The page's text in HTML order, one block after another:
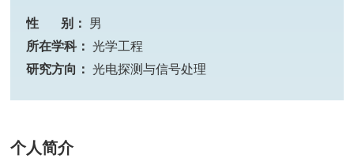
性 别：
男
所在学科：
光学工程
研究方向：
光电探测与信号处理
个人简介